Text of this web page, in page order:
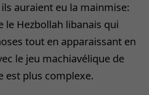
auraient eu la mainmise:
le Hezbollah libanais qui
tout en apparaissant en
le jeu machiavélique de
est plus complexe.